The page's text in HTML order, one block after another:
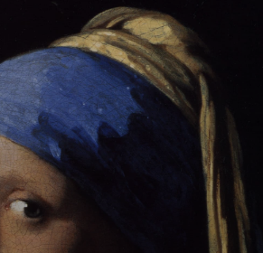
do pai,
herdou a
um inn
e a
arte.